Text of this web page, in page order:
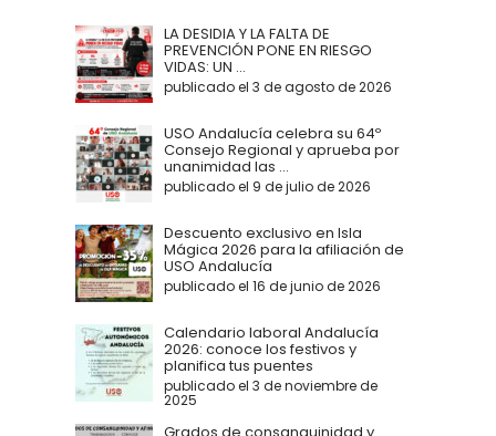
LA DESIDIA Y LA FALTA DE
PREVENCIÓN PONE EN RIESGO
VIDAS: UN ...
publicado el 3 de agosto de 2026
USO Andalucía celebra su 64º
Consejo Regional y aprueba por
unanimidad las ...
publicado el 9 de julio de 2026
Descuento exclusivo en Isla
Mágica 2026 para la afiliación de
USO Andalucía
publicado el 16 de junio de 2026
Calendario laboral Andalucía
2026: conoce los festivos y
planifica tus puentes
publicado el 3 de noviembre de
2025